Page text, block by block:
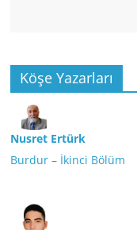
Köşe Yazarları
Nusret Ertürk
Burdur – İkinci Bölüm